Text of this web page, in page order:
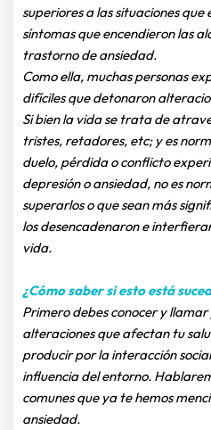
superiores a las situaciones
síntomas que encendieron las
trastorno de ansiedad.
Como ella, muchas personas
difíciles que detonaron
Si bien la vida se trata de
tristes, retadores, etc; y es
duelo, pérdida o conflicto
depresión o ansiedad, no es
superarlos o que sean más
los desencadenaron e
vida.
¿Cómo saber si esto está
Primero debes conocer y
alteraciones que afectan tu
producir por la interacción
influencia del entorno.
comunes que ya te hemos
ansiedad.